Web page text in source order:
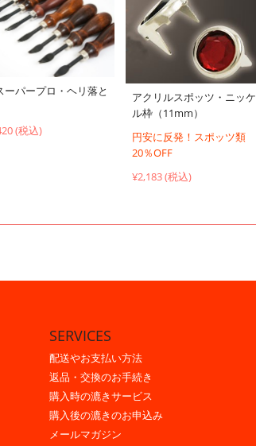
ーパープロ・ヘリ落と
(税込)
アクリルスポッツ・ニッケ
ル枠（11mm）
円安に反発！スポッツ類
20％OFF
¥2,183 (税込)
SERVICES
配送やお支払い方法
返品・交換のお手続き
購入時の漉きサービス
購入後の漉きのお申込み
メールマガジン